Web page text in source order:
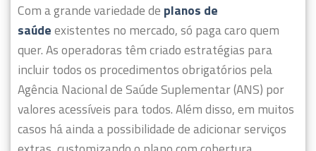
Com a grande variedade de planos de
saúdeexistentes no mercado, só paga caro quem
quer.As operadoras têm criado estratégias para
incluir todos os procedimentos obrigatórios pela
Agência Nacional de Saúde Suplementar (ANS) por
valores acessíveis para todos.Além disso, em muitos
casos há ainda a possibilidade de adicionar serviços